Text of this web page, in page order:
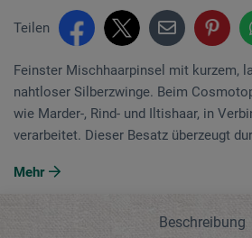
Teilen
Feinster Mischhaarpinsel mit kurzem,
nahtloser Silber­zwinge. Beim
wie Marder-, Rind- und Iltishaar, in
verarbeitet. Dieser Besatz überzeugt
Mehr
Beschreibung